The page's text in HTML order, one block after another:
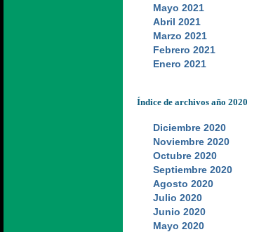
Mayo 2021
Abril 2021
Marzo 2021
Febrero 2021
Enero 2021
Índice de archivos año 2020
Diciembre 2020
Noviembre 2020
Octubre 2020
Septiembre 2020
Agosto 2020
Julio 2020
Junio 2020
Mayo 2020